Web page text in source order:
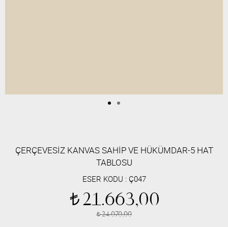
ÇERÇEVESİZ KANVAS SAHİP VE HÜKÜMDAR-5 HAT
TABLOSU
ESER KODU : Ç047
t21.663,00
t24.070,00